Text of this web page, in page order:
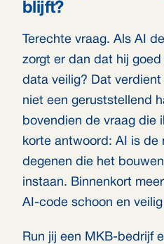
blijft?
Terechte vraag. Als AI
zorgt er dan dat hij
data veilig? Dat
niet een geruststellend
bovendien de vraag die
korte antwoord: AI is de
degenen die het
instaan. Binnenkort
AI-code schoon en
Run jij een MKB-bedrijf